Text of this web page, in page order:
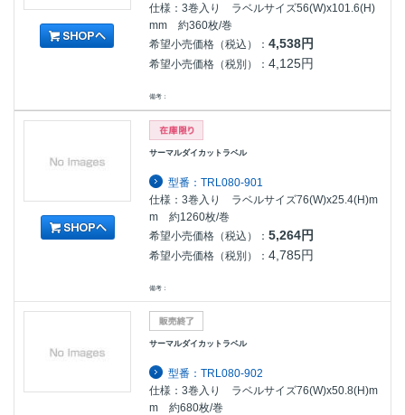
仕様：3巻入り ラベルサイズ56(W)x101.6(H)
mm 約360枚/巻
希望小売価格（税込）： 4,538円
希望小売価格（税別）： 4,125円
備考：
サーマルダイカットラベル
型番：TRL080-901
仕様：3巻入り ラベルサイズ76(W)x25.4(H)m
m 約1260枚/巻
希望小売価格（税込）：5,264円
希望小売価格（税別）：4,785円
備考：
サーマルダイカットラベル
型番：TRL080-902
仕様：3巻入り ラベルサイズ76(W)x50.8(H)m
m 約680枚/巻